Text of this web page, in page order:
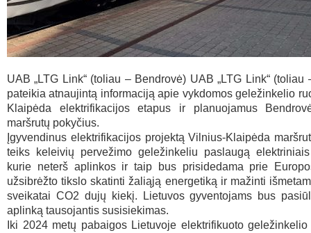
UAB „LTG Link“ (toliau – Bendrovė) UAB „LTG Link“ (toliau
pateikia atnaujintą informaciją apie vykdomos geležinkelio
Klaipėda elektrifikacijos etapus ir planuojamus
maršrutų pokyčius.
Įgyvendinus elektrifikacijos projektą Vilnius-Klaipėda
teiks keleivių pervežimo geležinkeliu paslaugą
kurie neterš aplinkos ir taip bus prisidedama prie
užsibrėžto tikslo skatinti žaliąją energetiką ir mažinti
sveikatai CO2 dujų kiekį. Lietuvos gyventojams bus
aplinką tausojantis susisiekimas.
Iki 2024 metų pabaigos Lietuvoje elektrifikuoto